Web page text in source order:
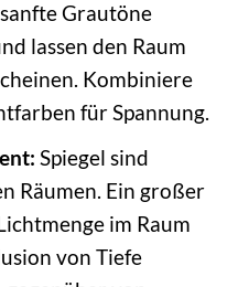
Grautöne
lassen den Raum
Kombiniere
für Spannung.
Spiegel sind
Räumen. Ein großer
im Raum
von Tiefe